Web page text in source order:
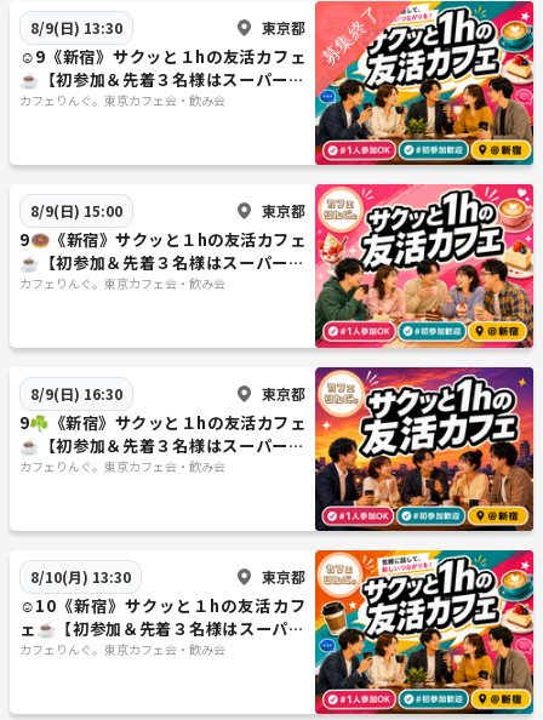
《つなげーと上でのLINE IDの交換・聞き出す行為は禁止されています》
8/9(日) 13:30 東京都
☺️9《新宿》サクッと１hの友活カフェ
☕️【初参加＆先着３名様はスーパー割
引】素敵な1日は素敵な出会いから✨
カフェりんぐ。東京カフェ会・飲み会
8/9(日) 15:00 東京都
9🍩《新宿》サクッと１hの友活カフェ
☕️【初参加＆先着３名様はスーパー割
引】素敵な1日は素敵な出会いから✨
カフェりんぐ。東京カフェ会・飲み会
8/9(日) 16:30 東京都
9☘️《新宿》サクッと１hの友活カフェ
☕️【初参加＆先着３名様はスーパー割
引】素敵な1日は素敵な出会いから✨
カフェりんぐ。東京カフェ会・飲み会
8/10(月) 13:30 東京都
☺️10《新宿》サクッと１hの友活カフ
ェ☕️【初参加＆先着３名様はスーパー
割引】素敵な1日は素敵な出会いから
カフェりんぐ。東京カフェ会・飲み会